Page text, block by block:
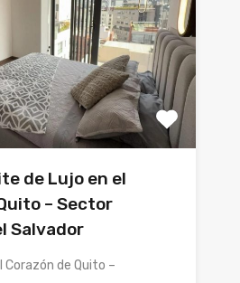
de Lujo en el
– Sector
Salvador
Corazón de Quito –